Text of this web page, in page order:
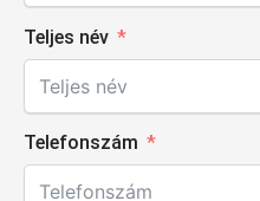
Teljes név
Telefonszám